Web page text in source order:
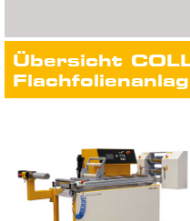
Übersicht